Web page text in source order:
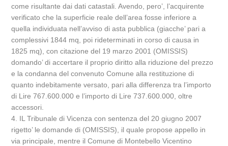
come risultante dai dati catastali. Avendo, pero’, l’acquirente
verificato che la superficie reale dell’area fosse inferiore a
quella individuata nell’avviso di asta pubblica (giacche’ pari a
complessivi 1844 mq, poi rideterminati in corso di causa in
1825 mq), con citazione del 19 marzo 2001 (OMISSIS)
domando’ di accertare il proprio diritto alla riduzione del prezzo
e la condanna del convenuto Comune alla restituzione di
quanto indebitamente versato, pari alla differenza tra l’importo
di Lire 767.600.000 e l’importo di Lire 737.600.000, oltre
accessori.
4. IL Tribunale di Vicenza con sentenza del 20 giugno 2007
rigetto’ le domande di (OMISSIS), il quale propose appello in
via principale, mentre il Comune di Montebello Vicentino